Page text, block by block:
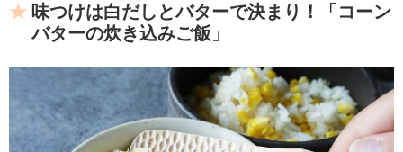
味つけは白だしとバターで決まり！「コーン
バターの炊き込みご飯」